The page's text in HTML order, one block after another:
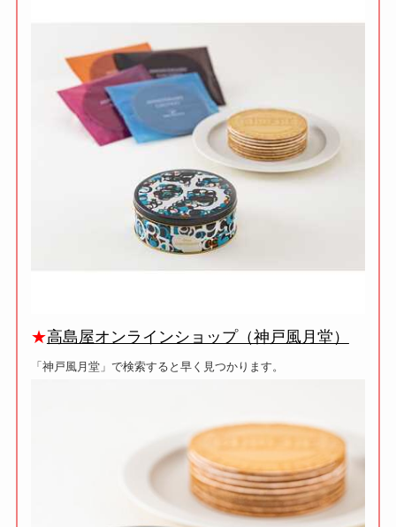
★高島屋オンラインショップ（神戸風月堂）
「神戸風月堂」で検索すると早く見つかります。